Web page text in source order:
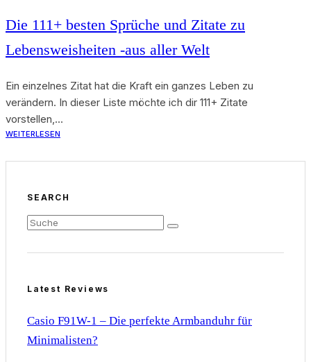
Die 111+ besten Sprüche und Zitate zu
Lebensweisheiten -aus aller Welt
Ein einzelnes Zitat hat die Kraft ein ganzes Leben zu
verändern. In dieser Liste möchte ich dir 111+ Zitate
vorstellen,...
WEITERLESEN
SEARCH
Latest Reviews
Casio F91W-1 – Die perfekte Armbanduhr für
Minimalisten?